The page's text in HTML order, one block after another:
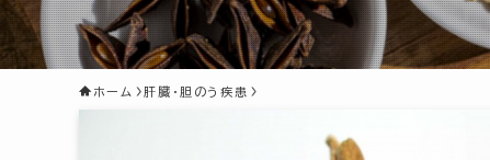
ホーム 肝臓・胆のう疾患